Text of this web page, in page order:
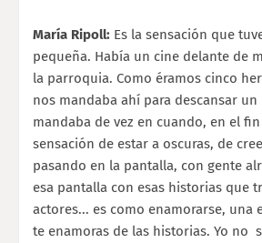
María Ripoll: Es la sensación que
pequeña. Había un cine delante de
la parroquia. Como éramos cinco
nos mandaba ahí para descansar un
mandaba de vez en cuando, en el
sensación de estar a oscuras, de
pasando en la pantalla, con gente
esa pantalla con esas historias que
actores... es como enamorarse, una
te enamoras de las historias. Yo no